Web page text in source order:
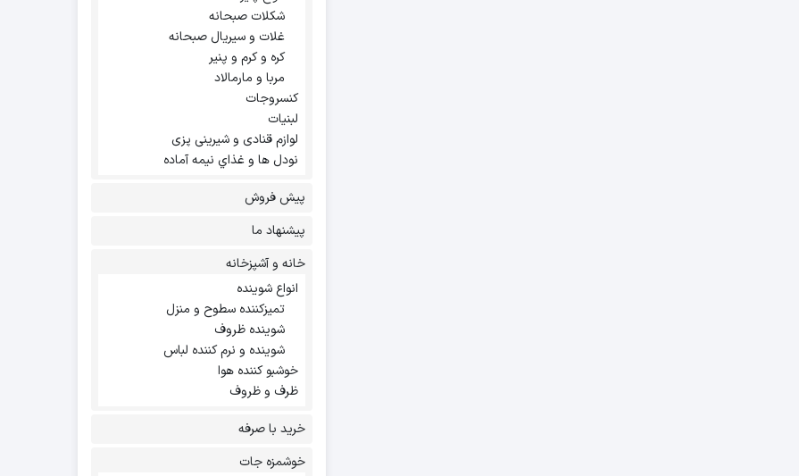
شکلات صبحانه
غلات و سیریال صبحانه
کره و کرم و پنیر
مربا و مارمالاد
کنسروجات
لبنیات
لوازم قنادی و شیرینی پزی
نودل ها و غذاي نيمه آماده
پیش فروش
پیشنهاد ما
خانه و آشپزخانه
انواع شوینده
تمیزکننده سطوح و منزل
شوینده ظروف
شوینده و نرم کننده لباس
خوشبو کننده هوا
ظرف و ظروف
خرید با صرفه
خوشمزه جات